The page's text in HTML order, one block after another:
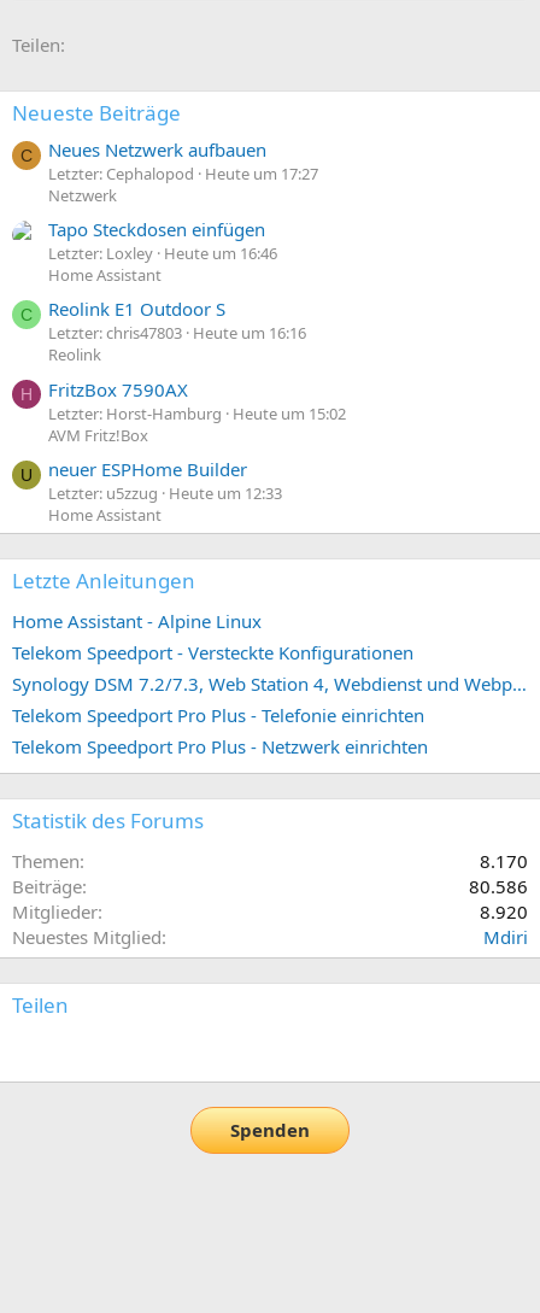
Teilen:
Neueste Beiträge
C Neues Netzwerk aufbauen
Letzter: Cephalopod
Heute um 17:27
Netzwerk
Tapo Steckdosen einfügen
Letzter: Loxley Heute um 16:46
Home Assistant
C Reolink E1 Outdoor S
Letzter: chris47803 Heute um 16:16
Reolink
H FritzBox 7590AX
Letzter: Horst-Hamburg
Heute um 15:02
AVM Fritz!Box
U neuer ESPHome Builder
Letzter: u5zzug
Heute um 12:33
Home Assistant
Letzte Anleitungen
Home Assistant - Alpine Linux
Telekom Speedport - Versteckte Konfigurationen
Synology DSM 7.2/7.3, Web Station 4, Webdienst und Webportal erstellen (ehemals vHost)
Telekom Speedport Pro Plus - Telefonie einrichten
Telekom Speedport Pro Plus - Netzwerk einrichten
Statistik des Forums
Themen
8.170
Beiträge
80.586
Mitglieder
8.920
Neuestes Mitglied
Mdiri
Teilen
Spenden